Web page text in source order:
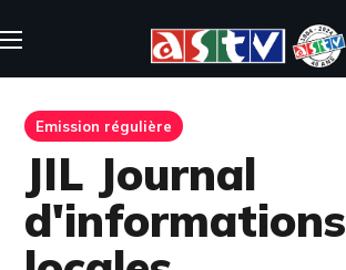
Emission régulière
JIL Journal
d'informations